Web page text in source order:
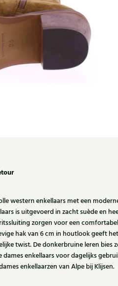
western enkellaars met een
is uitgevoerd in zacht suède en
zorgen voor een
hak van 6 cm in houtlook geeft het
twist. De donkerbruine leren bies
enkellaars voor dagelijks
enkellaarzen van Alpe bij Klijsen.